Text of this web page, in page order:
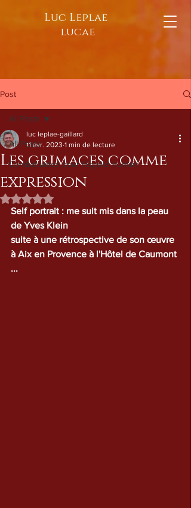
Luc Leplae
lucae
Post
All Posts
Combattantes pour l’égalité humain
All Posts
Les grimaces comme
expression
luc leplae-gaillard
11 avr. 2023 1 min de lecture
Noté NaN étoiles sur 5.
Self portrait : me suit mis dans la peau
de Yves Klein
suite à une rétrospective de son œuvre
à Aix en Provence à l'Hôtel de Caumont
...